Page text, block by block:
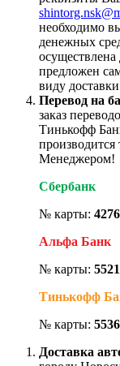
необходимо
денежных
осуществлена
предложен
виду
Перевод на
заказ
Тинькофф
производится
Менеджером!
Сбербанк
№ карты:
Альфа Банк
№ карты:
Тинькофф
№ карты:
Доставка